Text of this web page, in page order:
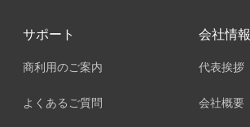
サポート
商利用のご案内
よくあるご質問
会社情報
代表挨拶
会社概要